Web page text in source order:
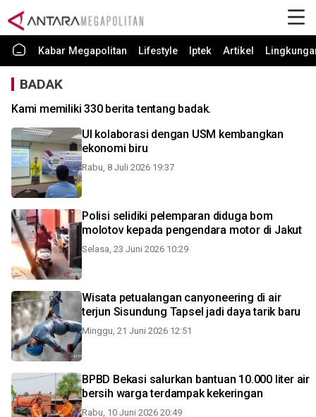
Kabar Megapolitan Lifestyle Iptek Artikel
BADAK
Kami memiliki 330 berita tentang badak.
UI kolaborasi dengan USM kembangkan
ekonomi biru
Rabu, 8 Juli 2026 19:37
Polisi selidiki pelemparan diduga bom
molotov kepada pengendara motor di Jakut
Selasa, 23 Juni 2026 10:29
Wisata petualangan canyoneering di air
terjun Sisundung Tapsel jadi daya tarik baru
Minggu, 21 Juni 2026 12:51
BPBD Bekasi salurkan bantuan 10.000 liter air
bersih warga terdampak kekeringan
Rabu, 10 Juni 2026 20:49